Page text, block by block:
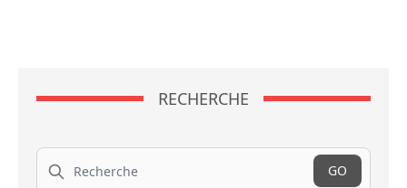
RECHERCHE
Recherche
GO